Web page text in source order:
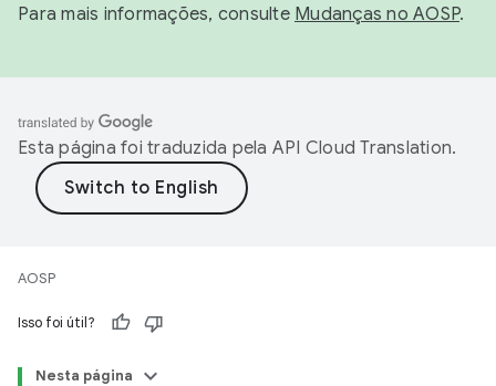
Para mais informações, consulte Mudanças no AOSP.
Esta página foi traduzida pela API Cloud Translation.
AOSP
Isso foi útil?
Nesta página